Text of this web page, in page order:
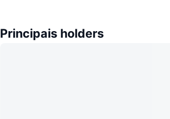
Principais holders